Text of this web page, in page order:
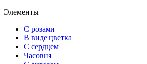
Элементы
С розами
В виде цветка
С сердцем
Часовня